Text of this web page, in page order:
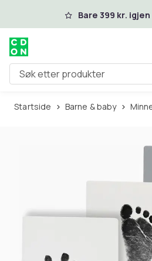
Hopp til hovedinnhold
Bare 399 kr.
Søk etter produkter
Startside Barne & baby